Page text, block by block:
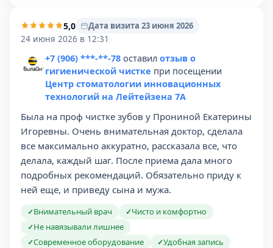
5,0
Дата визита 23 июня 2026
24 июня 2026 в 12:31
+7 (906) ***-**-78 оставил отзыв о
гигиенической чистке при посещении
Центр стоматологии инновационных
технологий на Лейтейзена 7А
Была на проф чистке зубов у Прониной Екатерины
Игоревны. Очень внимательная доктор, сделала
все максимально аккуратно, рассказала все, что
делала, каждый шаг. После приема дала много
подробных рекомендаций. Обязательно приду к
ней еще, и приведу сына и мужа.
✓Внимательный врач ✓Чисто и комфортно
✓Не навязывали лишнее
✓Современное оборудование ✓Удобная запись